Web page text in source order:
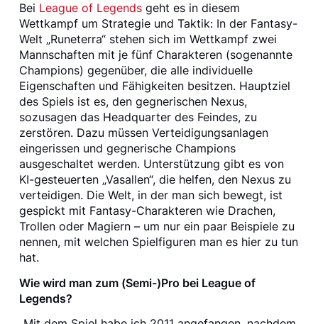
Bei League of Legendsgeht es in diesem
Wettkampf um Strategie und Taktik: In der Fantasy-
Welt „Runeterra“ stehen sich im Wettkampf zwei
Mannschaften mit je fünf Charakteren (sogenannte
Champions) gegenüber, die alle individuelle
Eigenschaften und Fähigkeiten besitzen. Hauptziel
des Spiels ist es, den gegnerischen Nexus,
sozusagen das Headquarter des Feindes, zu
zerstören. Dazu müssen Verteidigungsanlagen
eingerissen und gegnerische Champions
ausgeschaltet werden. Unterstützung gibt es von
KI-gesteuerten „Vasallen“, die helfen, den Nexus zu
verteidigen. Die Welt, in der man sich bewegt, ist
gespickt mit Fantasy-Charakteren wie Drachen,
Trollen oder Magiern – um nur ein paar Beispiele zu
nennen, mit welchen Spielfiguren man es hier zu tun
hat.
Wie wird man zum (Semi-)Pro bei League of
Legends?